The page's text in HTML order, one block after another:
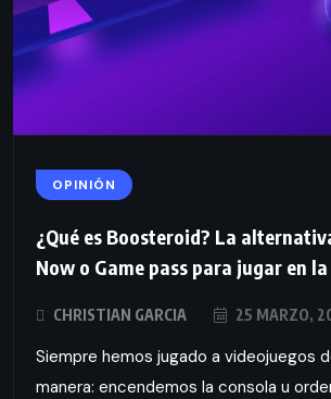
OPINIÓN
¿Qué es Boosteroid? La
Now o Game pass para jugar en
CHRISTIAN GARCIA 25 MARZO,
Siempre hemos jugado a videojuegos
manera: encendemos la consola u